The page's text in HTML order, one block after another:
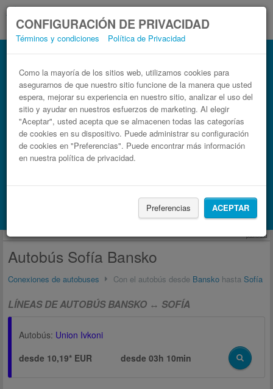
CONFIGURACIÓN DE PRIVACIDAD
Términos y condiciones Política de Privacidad
Como la mayoría de los sitios web, utilizamos cookies para
asegurarnos de que nuestro sitio funcione de la manera que usted
espera, mejorar su experiencia en nuestro sitio, analizar el uso del
sitio y ayudar en nuestros esfuerzos de marketing. Al elegir
"Aceptar", usted acepta que se almacenen todas las categorías
de cookies en su dispositivo. Puede administrar su configuración
de cookies en "Preferencias". Puede encontrar más información
en nuestra política de privacidad.
Preferencias ACEPTAR
Autobús Bansko Sofía
Billetes de autobuses en solo 3 pasos
Busca también alojamiento con Booking.com
publicidad
Autobús Sofía Bansko
Conexiones de autobuses Con el autobús desde Bansko hasta Sofía
LÍNEAS DE AUTOBÚS BANSKO ↔ SOFÍA
Autobús: Union Ivkoni
desde 10,19* EUR
desde03h 10min